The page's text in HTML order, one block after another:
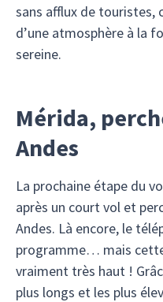
sans afflux de touristes,
d’une atmosphère à la
sereine.
Mérida,
Andes
La prochaine étape du
après un court vol et
Andes. Là encore, le
programme… mais
vraiment très haut !
plus longs et les plus